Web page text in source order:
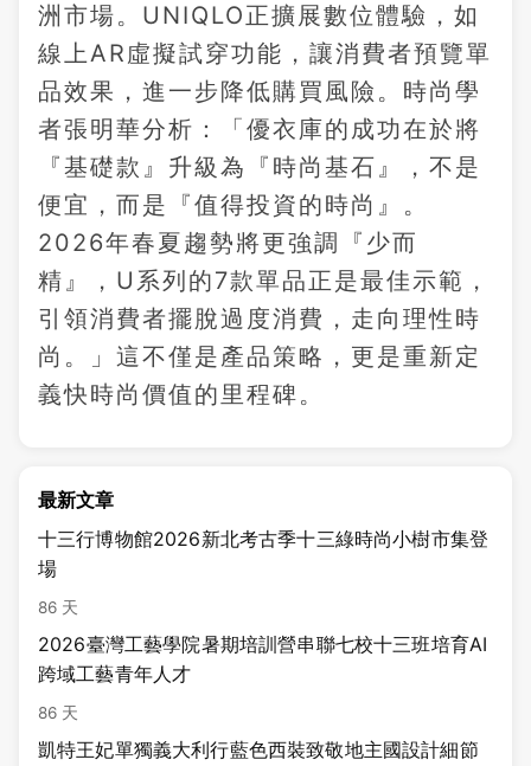
洲市場。UNIQLO正擴展數位體驗，如
線上AR虛擬試穿功能，讓消費者預覽單
品效果，進一步降低購買風險。時尚學
者張明華分析：「優衣庫的成功在於將
『基礎款』升級為『時尚基石』，不是
便宜，而是『值得投資的時尚』。
2026年春夏趨勢將更強調『少而
精』，U系列的7款單品正是最佳示範，
引領消費者擺脫過度消費，走向理性時
尚。」這不僅是產品策略，更是重新定
義快時尚價值的里程碑。
最新文章
十三行博物館2026新北考古季十三綠時尚小樹市集登
場
86 天
2026臺灣工藝學院暑期培訓營串聯七校十三班培育AI
跨域工藝青年人才
86 天
凱特王妃單獨義大利行藍色西裝致敬地主國設計細節